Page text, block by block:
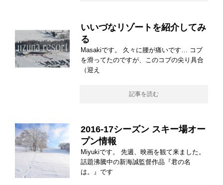
いいづなリゾートを紹介してみ
る
Masakiです。 久々に腰が痛いです… コブ
を滑ってたのですが、このコブの尖り具合
（迎え
記事を読む
2016-17シーズン スキー場オー
プン情報
Miyukiです。 先週、映画を観て来ました。
話題沸騰中の新海誠監督作品『君の名
は。』です